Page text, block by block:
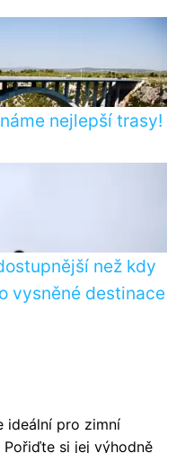
nejlepší trasy!
než kdy
vysněné destinace
ideální pro zimní
si jej výhodně